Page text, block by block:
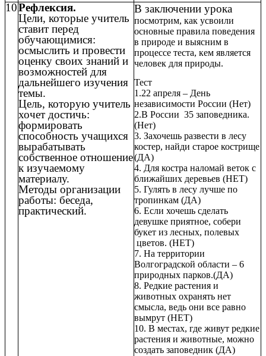
10Рефлексия.
Цели, которые учитель
ставит перед
обучающимися:
осмыслить и провести
оценку своих знаний и
возможностей для
дальнейшего изучения
темы.
Цель, которую учитель
хочет достичь:
формировать
способность учащихся
вырабатывать
собственное отношение
к изучаемому
материалу.
Методы организации
работы: беседа,
практический.
В заключении урока
посмотрим, как усвоили
основные правила поведения
в природе и выясним в
процессе теста, кем является
человек для природы.
Тест
1.22 апреля – День
независимости России (Нет)
2.В России 35 заповедника.
(Нет)
3. Захочешь развести в лесу
костер, найди старое кострище
(ДА)
4. Для костра наломай веток с
ближайших деревьев (НЕТ)
5. Гулять в лесу лучше по
тропинкам (ДА)
6. Если хочешь сделать
девушке приятное, собери
букет из лесных, полевых
цветов. (НЕТ)
7. На территории
Волгоградской области – 6
природных парков.(ДА)
8. Редкие растения и
животных охранять нет
смысла, ведь они все равно
вымрут (НЕТ)
10. В местах, где живут редкие
растения и животные, можно
создать заповедник (ДА)